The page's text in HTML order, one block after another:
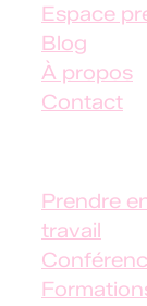
Espace
Blog
À propos
Contact
Prendre
travail